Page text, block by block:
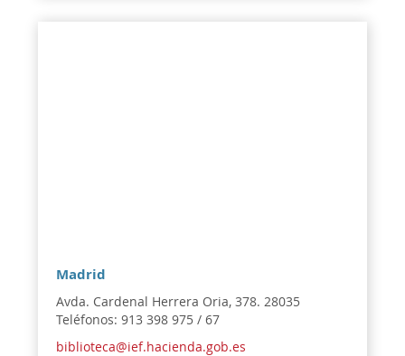
Madrid
Avda. Cardenal Herrera Oria, 378. 28035
Teléfonos: 913 398 975 / 67
biblioteca@ief.hacienda.gob.es